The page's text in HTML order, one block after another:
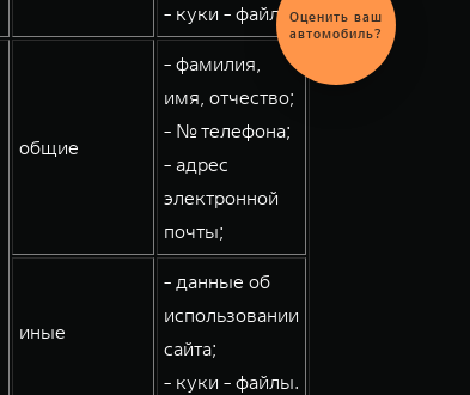
- куки - файлы.
общие
- фамилия,
имя, отчество;
- № телефона;
- адрес
электронной
почты;
иные
- данные об
использовании
сайта;
- куки - файлы.
Оценить ваш
автомобиль?